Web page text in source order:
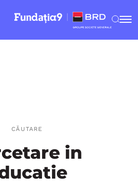
CĂUTARE
in